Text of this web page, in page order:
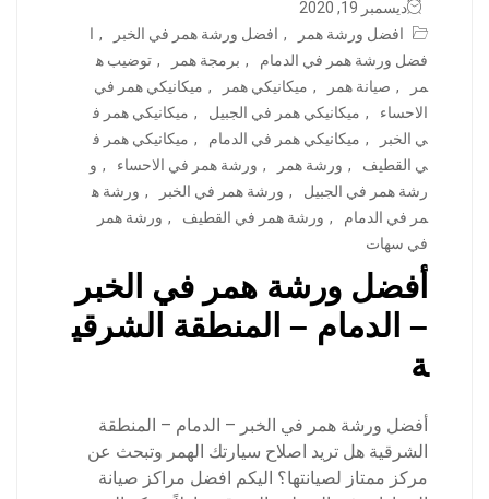
ديسمبر 19, 2020
افضل ورشة همر
, افضل ورشة همر في الخبر , ا
فضل ورشة همر في الدمام
, برمجة همر , توضيب ه
مر
, صيانة همر , ميكانيكي همر , ميكانيكي همر في
الاحساء
, ميكانيكي همر في الجبيل , ميكانيكي همر ف
ي الخبر
, ميكانيكي همر في الدمام , ميكانيكي همر ف
ي القطيف
, ورشة همر , ورشة همر في الاحساء , و
رشة همر في الجبيل
, ورشة همر في الخبر , ورشة ه
مر في الدمام
, ورشة همر في القطيف , ورشة همر
في سهات
أفضل ورشة همر في الخبر
– الدمام – المنطقة الشرقي
ة
أفضل ورشة همر في الخبر – الدمام – المنطقة
الشرقية هل تريد اصلاح سيارتك الهمر وتبحث عن
مركز ممتاز لصيانتها؟ اليكم افضل مراكز صيانة